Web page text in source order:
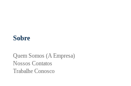
Sobre
Quem Somos (A Empresa)
Nossos Contatos
Trabalhe Conosco